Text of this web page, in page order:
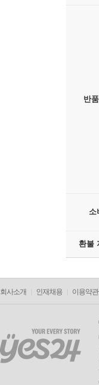
반
소
환불
회사소개 인재채용 이용약관